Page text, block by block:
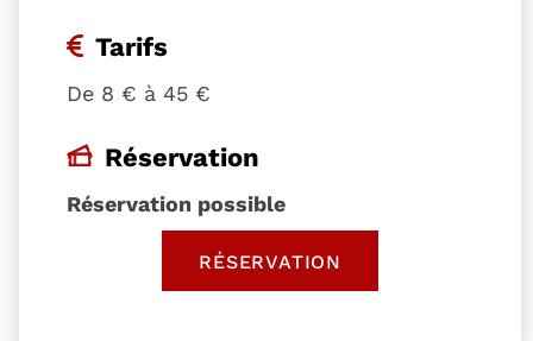
Tarifs
De 8 € à 45 €
Réservation
Réservation possible
RÉSERVATION, OUVRE UNE NOUVELLE